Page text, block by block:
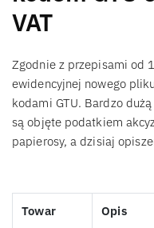
VAT
Zgodnie z przepisami od
ewidencyjnej nowego
kodami GTU. Bardzo
są objęte podatkiem
papierosy, a dzisiaj
Towar Opis